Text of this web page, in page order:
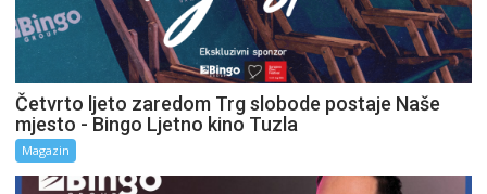
Četvrto ljeto zaredom Trg slobode postaje Naše
mjesto - Bingo Ljetno kino Tuzla
Magazin